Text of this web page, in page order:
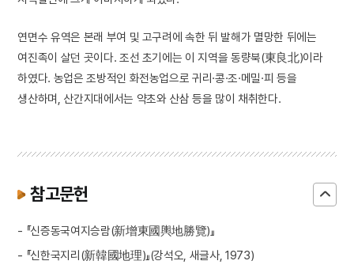
연면수 유역은 본래 부여 및 고구려에 속한 뒤 발해가 멸망한 뒤에는
여진족이 살던 곳이다. 조선 초기에는 이 지역을 동량북(東良北)이라
하였다. 농업은 조방적인 화전농업으로 귀리·콩·조·메밀·피 등을
생산하며, 산간지대에서는 약초와 산삼 등을 많이 채취한다.
참고문헌
- 『신증동국여지승람(新增東國輿地勝覽)』
- 『신한국지리(新韓國地理)』(강석오, 새글사, 1973)